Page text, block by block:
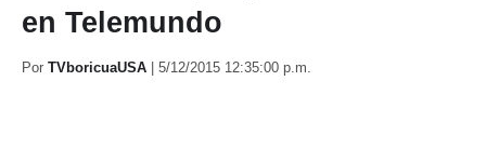
en Telemundo
Por TVboricuaUSA 5/12/2015 12:35:00 p.m.